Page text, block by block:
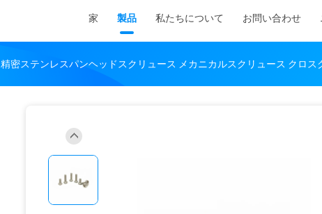
家 製品 私たちについて お問い合わせ
精密ステンレスパンヘッドスクリュース メカニカルスクリュース クロス